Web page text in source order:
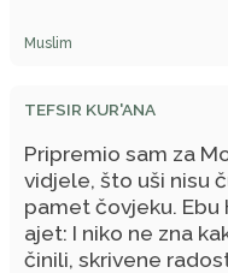
Muslim
TEFSIR KUR'ANA
Pripremio sam za
vidjele, što uši nisu
pamet čovjeku.
ajet: I niko ne zna
činili, skrivene